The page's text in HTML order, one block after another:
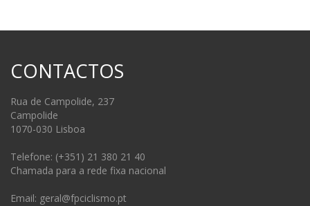
CONTACTOS
Rua de Campolide, 237
Campolide
1070-030 Lisboa
Telefone: (+351) 21 380 21 40
Chamada para a rede fixa nacional
Email: geral@fpciclismo.pt